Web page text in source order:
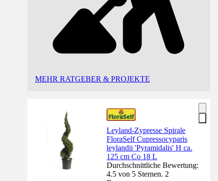
MEHR RATGEBER & PROJEKTE
Leyland-Zypresse Spirale
FloraSelf Cupressocyparis
leylandii 'Pyramidalis' H ca.
125 cm Co 18 L
Durchschnittliche Bewertung:
4.5 von 5 Sternen. 2